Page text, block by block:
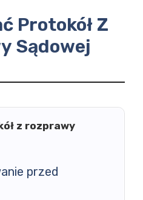
Protokół Z
Sądowej
z rozprawy
przed